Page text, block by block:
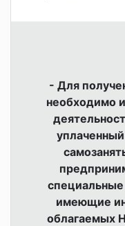
- Для
необходимо
имеющие
облагаемых